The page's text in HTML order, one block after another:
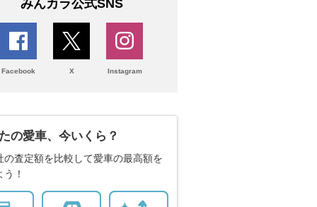
みんカラ公式SNS
Facebook X Instagram
の愛車、今いくら？
の査定額を比較して愛車の最高額を
！